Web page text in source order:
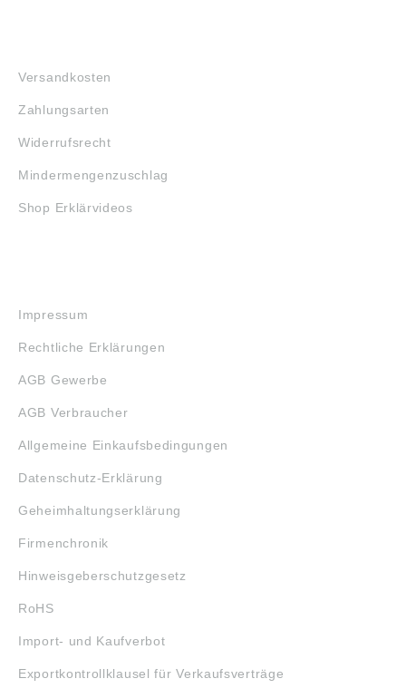
Versandkosten
Zahlungsarten
Widerrufsrecht
Mindermengenzuschlag
Shop Erklärvideos
Impressum
Rechtliche Erklärungen
AGB Gewerbe
AGB Verbraucher
Allgemeine Einkaufsbedingungen
Datenschutz-Erklärung
Geheimhaltungserklärung
Firmenchronik
Hinweisgeberschutzgesetz
RoHS
Import- und Kaufverbot
Exportkontrollklausel für Verkaufsverträge